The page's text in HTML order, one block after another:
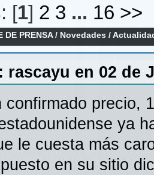
[1] 2 3 ... 16 >>
DE PRENSA/ Novedades /
- Vlada Chvátil ha vuelto
rascayu en 02 de
confirmado precio,
ya
le cuesta más
puesto en su sitio